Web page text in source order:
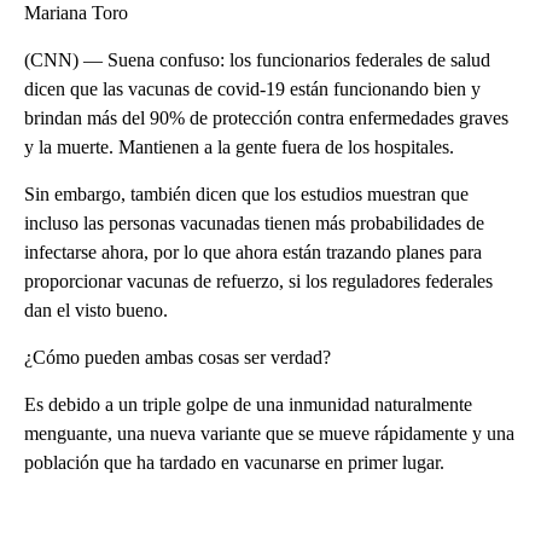
Mariana Toro
(CNN) — Suena confuso: los funcionarios federales de salud
dicen que las vacunas de covid-19 están funcionando bien y
brindan más del 90% de protección contra enfermedades graves
y la muerte. Mantienen a la gente fuera de los hospitales.
Sin embargo, también dicen que los estudios muestran que
incluso las personas vacunadas tienen más probabilidades de
infectarse ahora, por lo que ahora están trazando planes para
proporcionar vacunas de refuerzo, si los reguladores federales
dan el visto bueno.
¿Cómo pueden ambas cosas ser verdad?
Es debido a un triple golpe de una inmunidad naturalmente
menguante, una nueva variante que se mueve rápidamente y una
población que ha tardado en vacunarse en primer lugar.